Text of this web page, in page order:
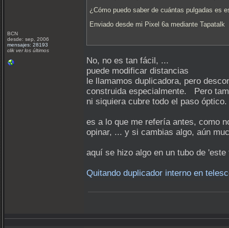
BCN
desde: sep, 2006
mensajes: 28193
clik ver los últimos
¿Cómo puedo saber de cuántas pulgadas es
Enviado desde mi Pixel 6a mediante Tapatalk
No, no es tan fácil, ...
puede modificar distancias
le llamamos duplicadora, pero
construida especialmente. Pero
ni siquiera cubre todo el paso
es a lo que me refería antes, como
opinar, ... y si cambias algo, aún
aquí se hizo algo en un tubo de 'este
Quitando duplicador interno en